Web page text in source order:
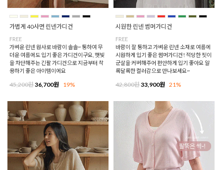
가볍게 40사면 린넨가디건
FREE
가벼운 린넨 원사로 바람이 솔솔~ 통하여 무
더운 여름에도 입기 좋은 가디건이구요, 햇빛
을 차단해주는 긴팔 가디건으로 지금부터 착
용하기 좋은 아이템이에요
45,200원36,700원 19%
시원한 린넨 썸머가디건
FREE
바람이 잘 통하고 가벼운 린넨 소재로 여름에
시원하게 입기 좋은 썸머가디건! 적당한 핏이
군살을 커버해주어 편안하게 입기 좋아요 알
록달록한 컬러감으로 만나보세요~
42,800원33,900원 21%